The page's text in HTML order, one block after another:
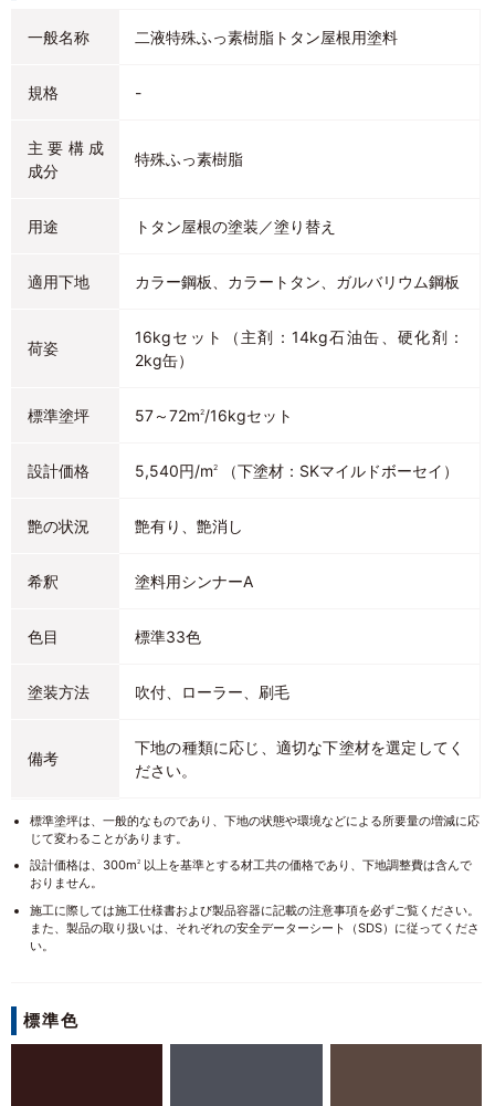
一般名称 二液特殊ふっ素樹脂トタン屋根用塗料
規格 -
主要構成
成分
特殊ふっ素樹脂
用途 トタン屋根の塗装／塗り替え
適用下地 カラー鋼板、カラートタン、ガルバリウム鋼板
荷姿
16kgセット（主剤：14kg石油缶、硬化剤：
2kg缶）
標準塗坪 57～72m2/16kgセット
設計価格 5,540円/m2 （下塗材：SKマイルドボーセイ）
艶の状況 艶有り、艶消し
希釈 塗料用シンナーA
色目 標準33色
塗装方法 吹付、ローラー、刷毛
備考
下地の種類に応じ、適切な下塗材を選定してく
ださい。
標準塗坪は、一般的なものであり、下地の状態や環境などによる所要量の増減に応
じて変わることがあります。
設計価格は、300m2以上を基準とする材工共の価格であり、下地調整費は含んで
おりません。
施工に際しては施工仕様書および製品容器に記載の注意事項を必ずご覧ください。
また、製品の取り扱いは、それぞれの安全データーシート（SDS）に従ってくださ
い。
標準色